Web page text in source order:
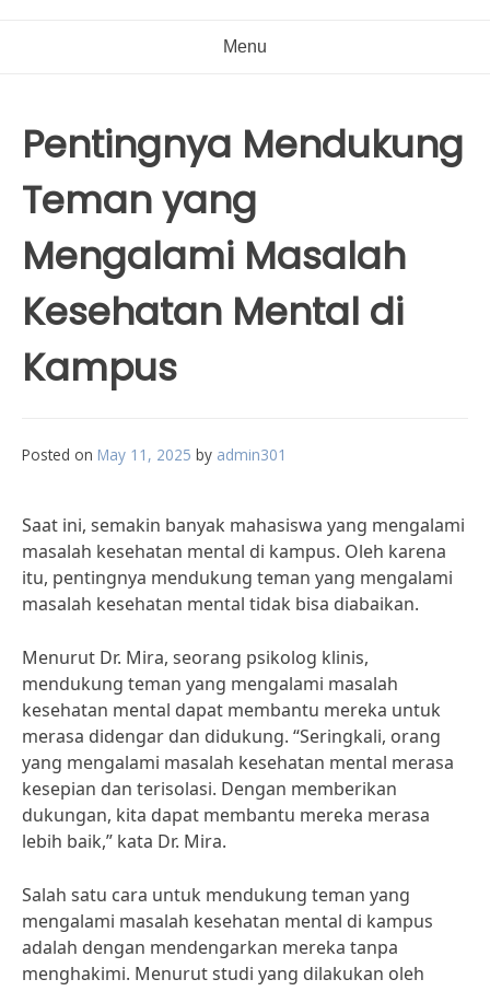
Menu
Pentingnya Mendukung
Teman yang
Mengalami Masalah
Kesehatan Mental di
Kampus
Posted on May 11, 2025 by admin301
Saat ini, semakin banyak mahasiswa yang mengalami
masalah kesehatan mental di kampus. Oleh karena
itu, pentingnya mendukung teman yang mengalami
masalah kesehatan mental tidak bisa diabaikan.
Menurut Dr. Mira, seorang psikolog klinis,
mendukung teman yang mengalami masalah
kesehatan mental dapat membantu mereka untuk
merasa didengar dan didukung. “Seringkali, orang
yang mengalami masalah kesehatan mental merasa
kesepian dan terisolasi. Dengan memberikan
dukungan, kita dapat membantu mereka merasa
lebih baik,” kata Dr. Mira.
Salah satu cara untuk mendukung teman yang
mengalami masalah kesehatan mental di kampus
adalah dengan mendengarkan mereka tanpa
menghakimi. Menurut studi yang dilakukan oleh